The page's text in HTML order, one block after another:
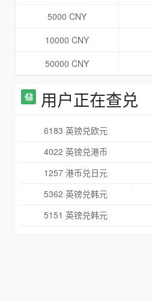
5000 CNY
10000 CNY
50000 CNY
用户正在查兑
6183 英镑兑欧元
4022 英镑兑港币
1257 港币兑日元
5362 英镑兑韩元
5151 英镑兑韩元